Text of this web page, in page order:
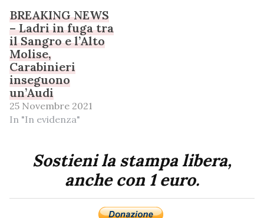
BREAKING NEWS
– Ladri in fuga tra
il Sangro e l’Alto
Molise,
Carabinieri
inseguono
un’Audi
25 Novembre 2021
In "In evidenza"
Sostieni la stampa libera,
anche con 1 euro.